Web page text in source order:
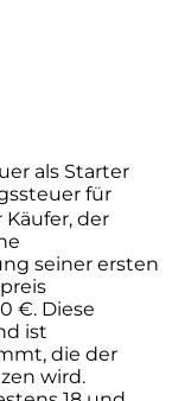
als Starter
für
Käufer, der
seiner ersten
€. Diese
ist
die der
wird.